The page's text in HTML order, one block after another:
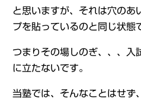
と思いますが、それは穴のあ
プを貼っているのと同じ状態
つまりその場しのぎ、、、入
に立たないです。
当塾では、そんなことはせず